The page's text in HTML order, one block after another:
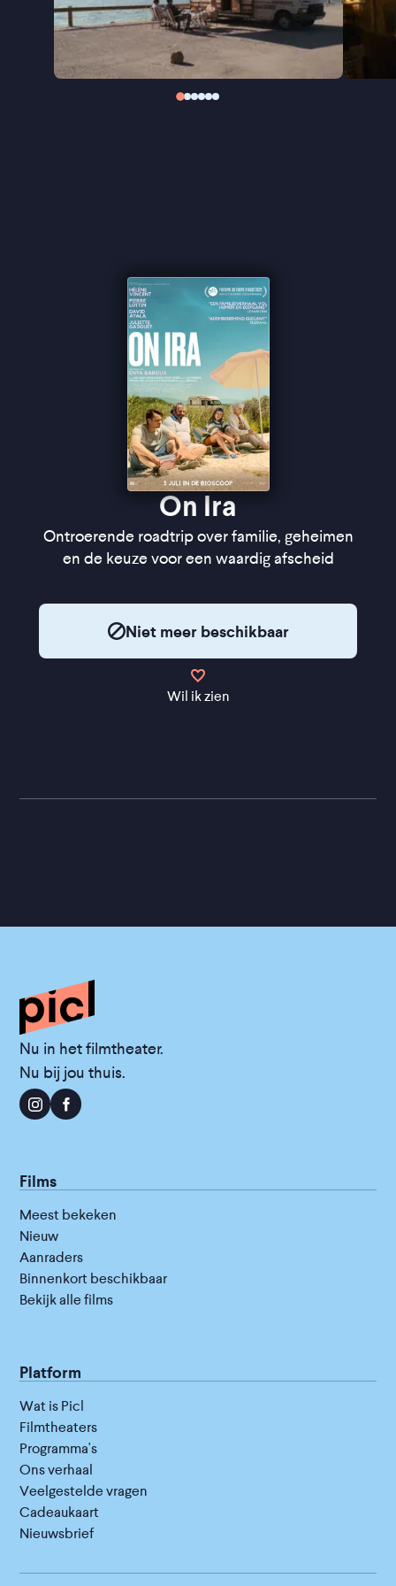
eigen oma, die de mogelijkheid van een vrijwillig
levenseinde nooit heeft gekregen.
"Feelgoodfilm met het hart op de juiste plek" ★★★
On Ira
Ontroerende roadtrip over familie, geheimen
en de keuze voor een waardig afscheid
Niet meer beschikbaar
Wil ik zien
Nu in het filmtheater.
Nu bij jou thuis.
Films
Meest bekeken
Nieuw
Aanraders
Binnenkort beschikbaar
Bekijk alle films
Platform
Wat is Picl
Filmtheaters
Programma's
Ons verhaal
Veelgestelde vragen
Cadeaukaart
Nieuwsbrief